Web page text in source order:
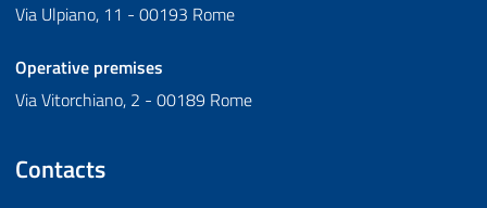
Via Ulpiano, 11 - 00193 Rome
Operative premises
Via Vitorchiano, 2 - 00189 Rome
Contacts